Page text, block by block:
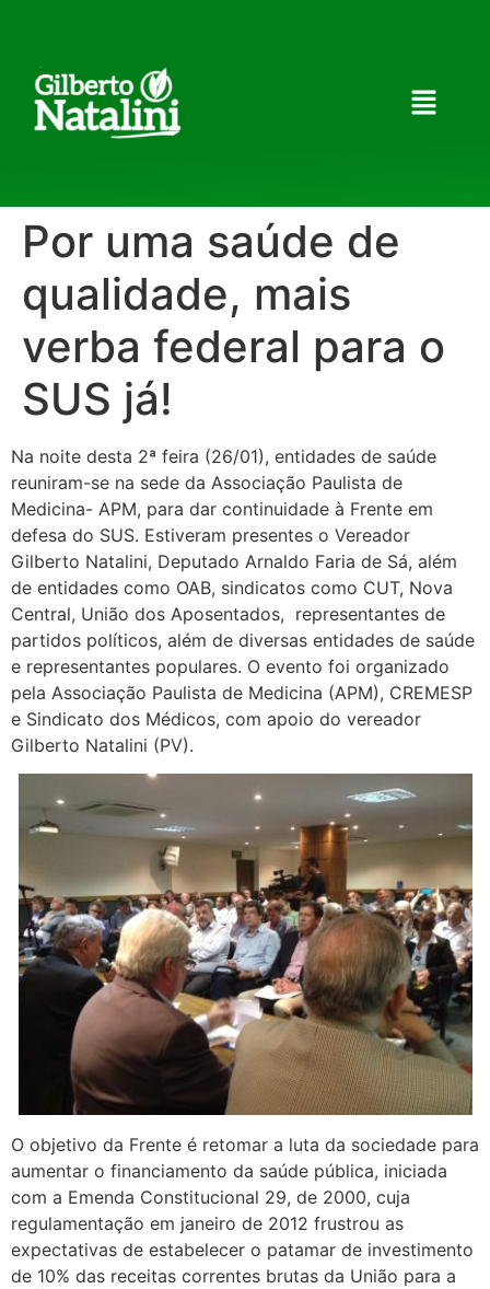
Por uma saúde de
qualidade, mais
verba federal para o
SUS já!
Na noite desta 2ª feira (26/01), entidades de saúde
reuniram-se na sede da Associação Paulista de
Medicina- APM, para dar continuidade à Frente em
defesa do SUS. Estiveram presentes o Vereador
Gilberto Natalini, Deputado Arnaldo Faria de Sá, além
de entidades como OAB, sindicatos como CUT, Nova
Central, União dos Aposentados, representantes de
partidos políticos, além de diversas entidades de saúde
e representantes populares. O evento foi organizado
pela Associação Paulista de Medicina (APM), CREMESP
e Sindicato dos Médicos, com apoio do vereador
Gilberto Natalini (PV).
O objetivo da Frente é retomar a luta da sociedade para
aumentar o financiamento da saúde pública, iniciada
com a Emenda Constitucional 29, de 2000, cuja
regulamentação em janeiro de 2012 frustrou as
expectativas de estabelecer o patamar de investimento
de 10% das receitas correntes brutas da União para a